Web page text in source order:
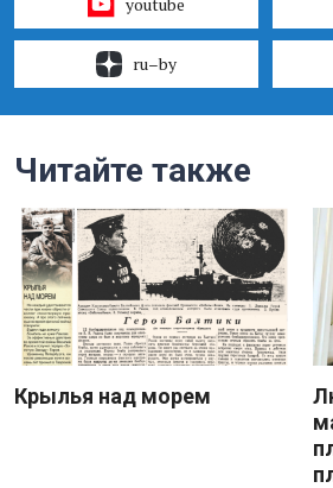
ru–by
Читайте также
Крылья над морем